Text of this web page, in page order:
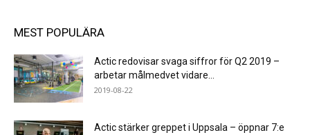
MEST POPULÄRA
Actic redovisar svaga siffror för Q2 2019 –
arbetar målmedvet vidare...
2019-08-22
Actic stärker greppet i Uppsala – öppnar 7:e